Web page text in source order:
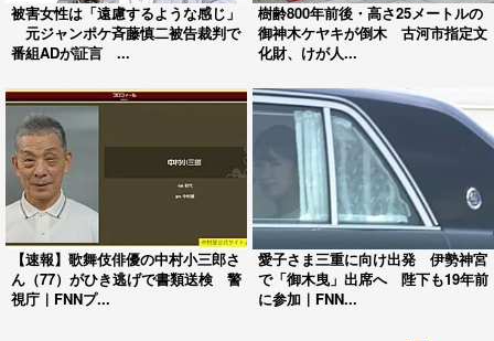
被害女性は「遠慮するような感じ」
元ジャンポケ斉藤慎二被告裁判で
番組ADが証言 ...
樹齢800年前後・高さ25メートルの
御神木ケヤキが倒木 古河市指定文
化財、けが人...
【速報】歌舞伎俳優の中村小三郎さ
ん（77）がひき逃げで書類送検 警
視庁｜FNNプ...
愛子さま三重に向け出発 伊勢神宮
で「御木曳」出席へ 陛下も19年前
に参加｜FNN...